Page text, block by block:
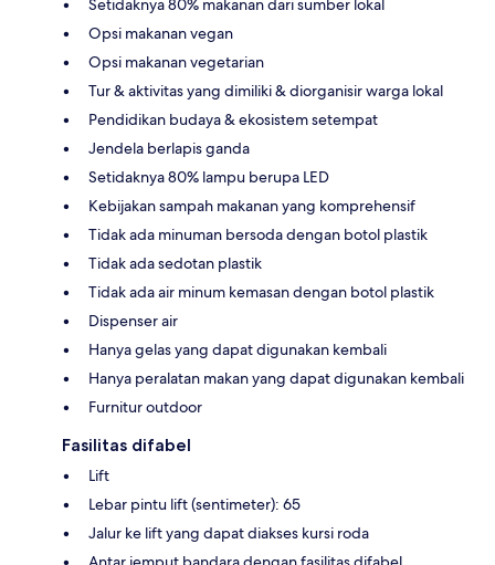
Setidaknya 80% makanan dari sumber lokal
Opsi makanan vegan
Opsi makanan vegetarian
Tur & aktivitas yang dimiliki & diorganisir warga lokal
Pendidikan budaya & ekosistem setempat
Jendela berlapis ganda
Setidaknya 80% lampu berupa LED
Kebijakan sampah makanan yang komprehensif
Tidak ada minuman bersoda dengan botol plastik
Tidak ada sedotan plastik
Tidak ada air minum kemasan dengan botol plastik
Dispenser air
Hanya gelas yang dapat digunakan kembali
Hanya peralatan makan yang dapat digunakan kembali
Furnitur outdoor
Fasilitas difabel
Lift
Lebar pintu lift (sentimeter): 65
Jalur ke lift yang dapat diakses kursi roda